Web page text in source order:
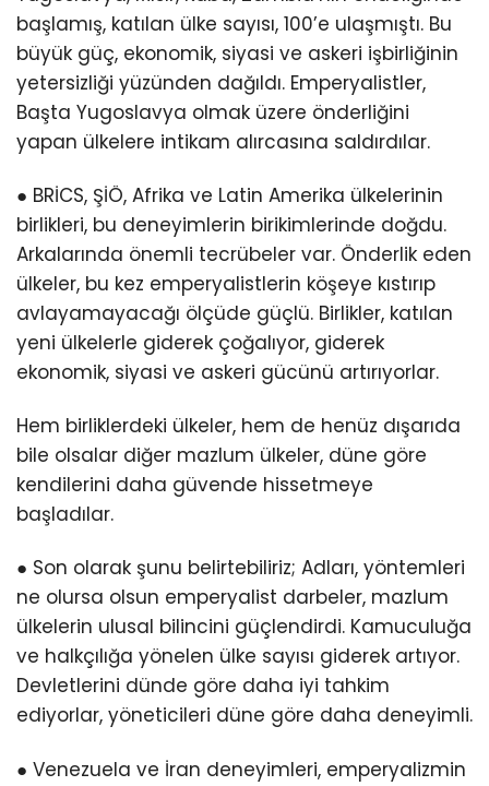
başlamış, katılan ülke sayısı, 100’e ulaşmıştı. Bu
büyük güç, ekonomik, siyasi ve askeri işbirliğinin
yetersizliği yüzünden dağıldı. Emperyalistler,
Başta Yugoslavya olmak üzere önderliğini
yapan ülkelere intikam alırcasına saldırdılar.
● BRİCS, ŞİÖ, Afrika ve Latin Amerika ülkelerinin
birlikleri, bu deneyimlerin birikimlerinde doğdu.
Arkalarında önemli tecrübeler var. Önderlik eden
ülkeler, bu kez emperyalistlerin köşeye kıstırıp
avlayamayacağı ölçüde güçlü. Birlikler, katılan
yeni ülkelerle giderek çoğalıyor, giderek
ekonomik, siyasi ve askeri gücünü artırıyorlar.
Hem birliklerdeki ülkeler, hem de henüz dışarıda
bile olsalar diğer mazlum ülkeler, düne göre
kendilerini daha güvende hissetmeye
başladılar.
● Son olarak şunu belirtebiliriz; Adları, yöntemleri
ne olursa olsun emperyalist darbeler, mazlum
ülkelerin ulusal bilincini güçlendirdi. Kamuculuğa
ve halkçılığa yönelen ülke sayısı giderek artıyor.
Devletlerini dünde göre daha iyi tahkim
ediyorlar, yöneticileri düne göre daha deneyimli.
● Venezuela ve İran deneyimleri, emperyalizmin